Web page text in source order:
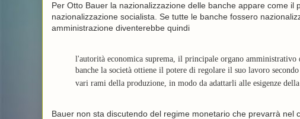
Per Otto Bauer la nazionalizzazione delle banche appare come
nazionalizzazione socialista. Se tutte le banche fossero
amministrazione diventerebbe quindi
l'autorità economica suprema, il principale organo
banche la società ottiene il potere di regolare il suo lavoro
vari rami della produzione, in modo da adattarli alle esigenze della
Bauer non sta discutendo del regime monetario che prevarrà nel